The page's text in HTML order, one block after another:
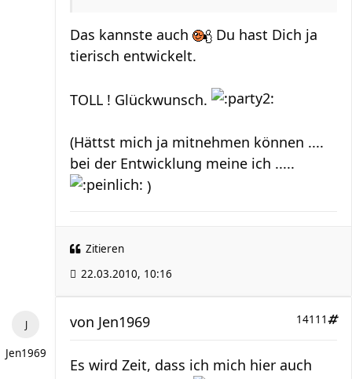
Das kannste auch
Du hast Dich ja
tierisch entwickelt.
TOLL ! Glückwunsch.
(Hättst mich ja mitnehmen können ....
bei der Entwicklung meine ich .....
)
Zitieren
22.03.2010, 10:16
Jen1969
14111
von Jen1969
Es wird Zeit, dass ich mich hier auch